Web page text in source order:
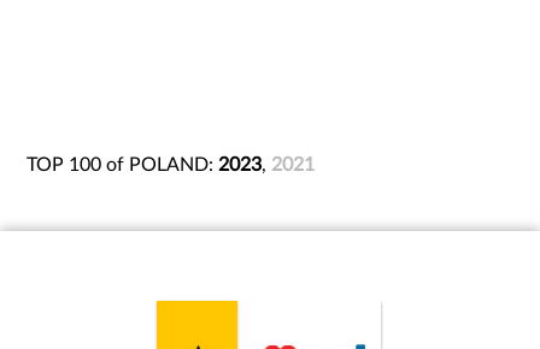
TOP 100 of POLAND:2023, 2021